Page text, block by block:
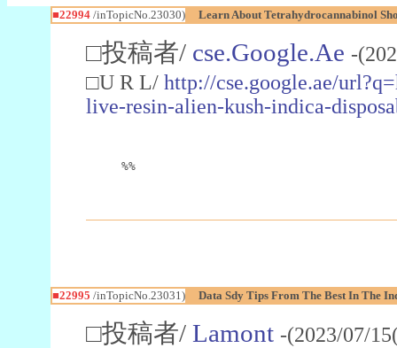
■22994/inTopicNo.23030) Learn About Tetrahydrocannabinol
□投稿者/ cse.Google.Ae -
□U R L/ http://cse.google.ae/
live-resin-alien-kush-indica-
%%
■22995 /inTopicNo.23031) Data Sdy Tips From The Best In The
□投稿者/ Lamont -(2023/07/